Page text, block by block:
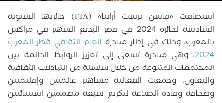
و
ي
ا
استضافت «فاشن ترست أرابيا» (FTA) جائزتها السنوية
السادسة لجائزة 2024 في قصر البديع الشهير في مراكش
بالمغرب، وذلك في إطار مبادرة العام الثقافي قطر-المغرب
2024، وهي مبادرة تسعى إلى تعزيز الروابط الدائمة بين
المجتمعات المتنوعة من خلال سلسلة من التبادلات الثقافية
والتعاون. وجمعت الفعالية مشاهير عالميين وإقليميين
وصحافة وقادة الصناعة لتكريم سبعة مصممين استثنائيين